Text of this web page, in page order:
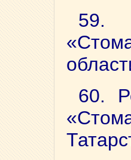
59.
60.